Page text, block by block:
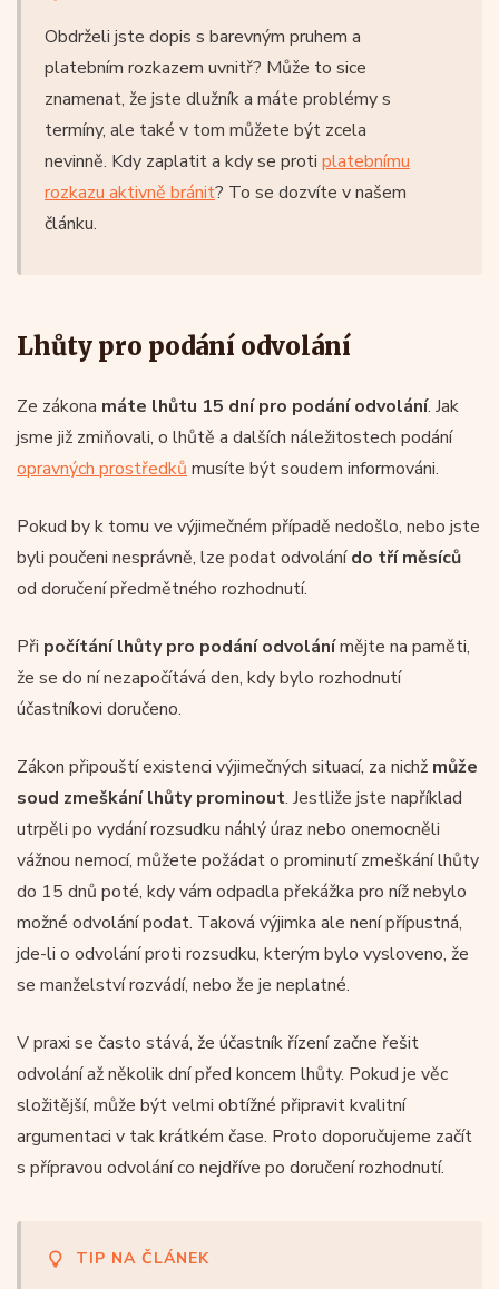
Obdrželi jste dopis s barevným pruhem a
platebním rozkazem uvnitř? Může to sice
znamenat, že jste dlužník a máte problémy s
termíny, ale také v tom můžete být zcela
nevinně. Kdy zaplatit a kdy se proti platebnímu
rozkazu aktivně bránit? To se dozvíte v našem
článku.
Lhůty pro podání odvolání
Ze zákona máte lhůtu 15 dní pro podání odvolání. Jak
jsme již zmiňovali, o lhůtě a dalších náležitostech podání
opravných prostředků musíte být soudem informováni.
Pokud by k tomu ve výjimečném případě nedošlo, nebo jste
byli poučeni nesprávně, lze podat odvolánído tří měsíců
od doručení předmětného rozhodnutí.
Při počítání lhůty pro podání odvolánímějte na paměti,
že se do ní nezapočítává den, kdy bylo rozhodnutí
účastníkovi doručeno.
Zákon připouští existenci výjimečných situací, za nichž může
soud zmeškání lhůty prominout. Jestliže jste například
utrpěli po vydání rozsudku náhlý úraz nebo onemocněli
vážnou nemocí, můžete požádat o prominutí zmeškání lhůty
do 15 dnů poté, kdy vám odpadla překážka pro níž nebylo
možné odvolání podat. Taková výjimka ale není přípustná,
jde-li o odvolání proti rozsudku, kterým bylo vysloveno, že
se manželství rozvádí, nebo že je neplatné.
V praxi se často stává, že účastník řízení začne řešit
odvolání až několik dní před koncem lhůty. Pokud je věc
složitější, může být velmi obtížné připravit kvalitní
argumentaci v tak krátkém čase. Proto doporučujeme začít
s přípravou odvolání co nejdříve po doručení rozhodnutí.
TIP NA ČLÁNEK